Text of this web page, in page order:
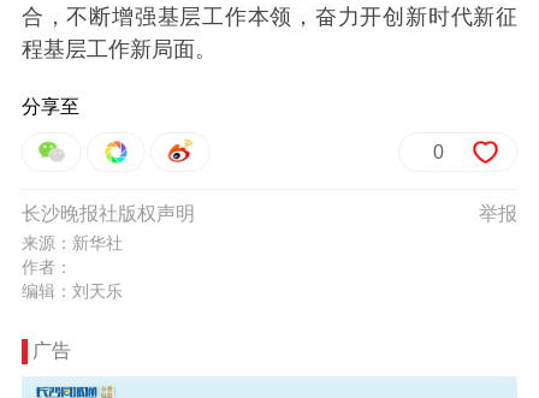
合，不断增强基层工作本领，奋力开创新时代新征
程基层工作新局面。
分享至
0
举报
长沙晚报社版权声明
来源：新华社
作者：
编辑：刘天乐
广告